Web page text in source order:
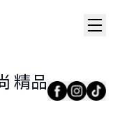
精品